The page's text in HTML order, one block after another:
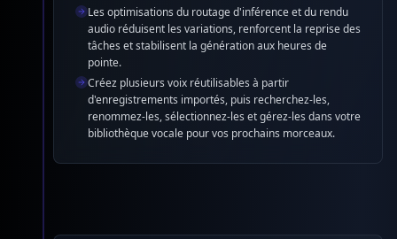
Les optimisations du routage d'inférence et du rendu
audio réduisent les variations, renforcent la reprise des
tâches et stabilisent la génération aux heures de
pointe.
Créez plusieurs voix réutilisables à partir
d'enregistrements importés, puis recherchez-les,
renommez-les, sélectionnez-les et gérez-les dans votre
bibliothèque vocale pour vos prochains morceaux.